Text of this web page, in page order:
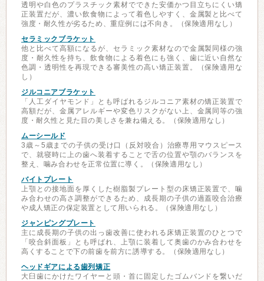
透明や白色のプラスチック素材でできた安価かつ目立ちにくい矯
正装置だが、濃い飲食物によって着色しやすく、金属製と比べて
強度・耐久性が劣るため、重症例には不向き。（保険適用なし）
セラミックブラケット
他と比べて高額になるが、セラミック素材なので金属製同様の強
度・耐久性を持ち、飲食物による着色にも強く、歯に近い自然な
色調・透明性を再現できる審美性の高い矯正装置。（保険適用な
し）
ジルコニアブラケット
「人工ダイヤモンド」とも呼ばれるジルコニア素材の矯正装置で
高額だが、金属アレルギーや変色リスクがない上、金属同等の強
度・耐久性と見た目の美しさを兼ね備える。（保険適用なし）
ムーシールド
3歳～5歳までの子供の受け口（反対咬合）治療専用マウスピース
で、就寝時に上の歯へ装着することで舌の位置や顎のバランスを
整え、噛み合わせを正常位置に導く。（保険適用なし）
バイトプレート
上顎との接地面を厚くした樹脂製プレート型の床矯正装置で、噛
み合わせの高さ調整ができるため、成長期の子供の過蓋咬合治療
や成人矯正の保定装置として用いられる。（保険適用なし）
ジャンピングプレート
主に成長期の子供の出っ歯改善に使われる床矯正装置のひとつで
「咬合斜面板」とも呼ばれ、上顎に装着して奥歯のかみ合わせを
高くすることで下の前歯を前方に誘導する。（保険適用なし）
ヘッドギアによる歯列矯正
大臼歯にかけたワイヤーと頭・首に固定したゴムバンドを繋いだ